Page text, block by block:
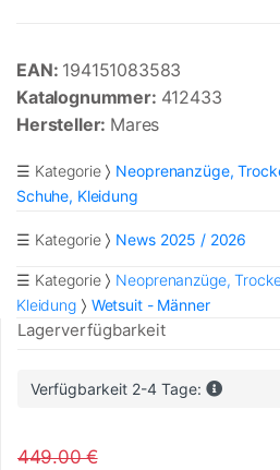
EAN: 194151083583
Katalognummer: 412433
Hersteller: Mares
☰ Kategorie
Neoprenanzüge,
Schuhe, Kleidung
☰ Kategorie News 2025 / 2026
☰ Kategorie
Neoprenanzüge,
Kleidung
Wetsuit - Männer
Lagerverfügbarkeit
Verfügbarkeit 2-4 Tage:
449.00 €